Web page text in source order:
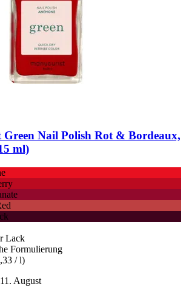
Green Nail Polish Rot & Bordeaux,
ml)
Lack
Formulierung
/ l)
August